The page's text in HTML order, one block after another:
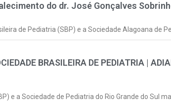
do dr. José Gonçalves
de Pediatria (SBP) e a Sociedade Alagoana de
BRASILEIRA DE PEDIATRIA |
e a Sociedade de Pediatria do Rio Grande do Sul